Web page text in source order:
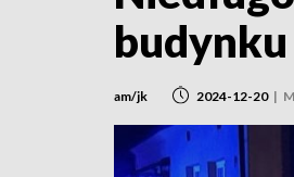
budynku
am/jk 2024-12-20 |